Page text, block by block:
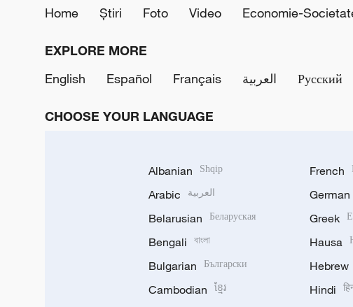
Home Știri Foto Video Economie-
EXPLORE MORE
English
Español Français العربية Русский
CHOOSE YOUR LANGUAGE
Albanian Shqip
Arabic العربية
Belarusian Беларуская
Bengali বাংলা
Bulgarian Български
Cambodian ខ្មែរ
French
German
Greek
Hausa
Hebrew
Hindi